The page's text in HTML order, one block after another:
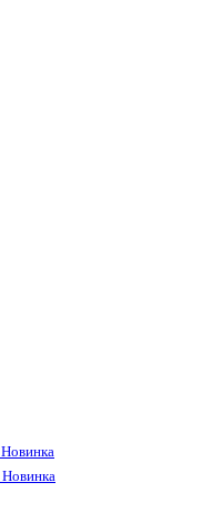
Новинка
Новинка